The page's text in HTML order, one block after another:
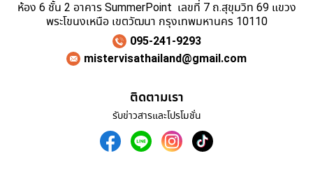
ห้อง 6 ชั้น 2 อาคาร SummerPoint เลขที่ 7 ถ.สุขุมวิท 69 แขวง
พระโขนงเหนือ เขตวัฒนา กรุงเทพมหานคร 10110
095-241-9293
mistervisathailand@gmail.com
ติดตามเรา
รับข่าวสารและโปรโมชั่น